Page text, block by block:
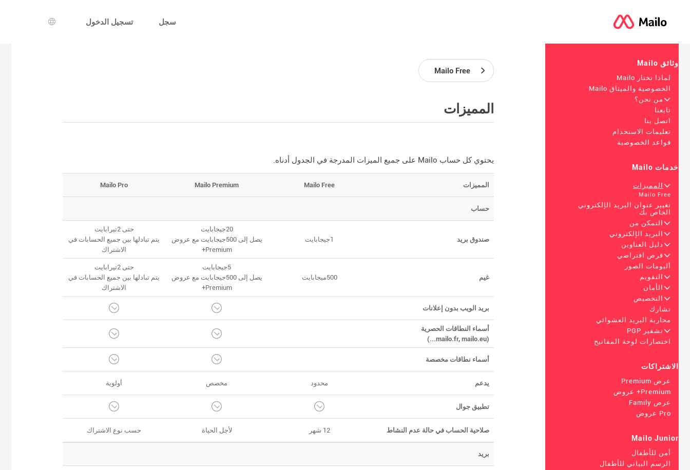
سجل تسجيل الدخول
اختيار اللغة
وثائق Mailo
لماذا تختار Mailo
الخصوصية والميثاق Mailo
من نحن؟ +
تابعنا
اتصل بنا
تعليمات الاستخدام
قواعد الخصوصية
خدمات Mailo
المميزات +
Mailo Free
تغيير عنوان البريد الإلكتروني
الخاص بك
التمكن من
+
البريد الإلكتروني
+
دليل العناوين +
قرص افتراضي +
ألبومات الصور
التقويم
+
الأمان
+
التخصيص
+
تشارك
محاربة البريد العشوائي
تشفير PGP +
اختصارات لوحة المفاتيح
الاشتراكات
عرض Premium
Premium+ عروض
عرض Family
Pro عروض
Mailo Junior
أمن للأطفال
الرسم البياني للأطفال
Mailo Free
المميزات
يحتوي كل حساب Mailo على جميع الميزات المدرجة في الجدول أدناه.
المميزات Mailo Free
Mailo Premium
Mailo Pro
حساب
صندوق بريد 1جيجابايت
20جيجابايت
يصل إلى 500جيجابايت مع عروض
Premium+
حتى 2تيرابايت
يتم تبادلها بين جميع الحسابات في
الاشتراك
غيم 500ميجابايت
5جيجابايت
يصل إلى 500جيجابايت مع عروض
Premium+
حتى 2تيرابايت
يتم تبادلها بين جميع الحسابات في
الاشتراك
بريد الويب بدون إعلانات
أسماء النطاقات الحصرية
(mailo.fr, mailo.eu...)
أسماء نطاقات مخصصة
يدعم محدود مخصص أولوية
تطبيق جوال
صلاحية الحساب في حالة عدم النشاط 12 شهر لأجل الحياة حسب نوع الاشتراك
بريد